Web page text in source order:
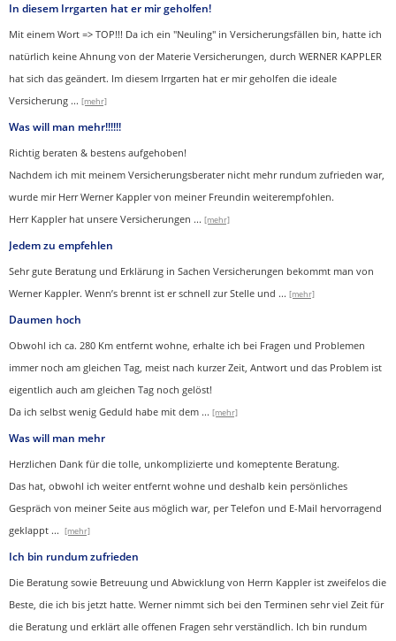
In diesem Irrgarten hat er mir geholfen!
Mit einem Wort => TOP!!! Da ich ein "Neuling" in Versicherungsfällen bin, hatte ich
natürlich keine Ahnung von der Materie Versicherungen, durch WERNER KAPPLER
hat sich das geändert. Im diesem Irrgarten hat er mir geholfen die ideale
Versicherung ... [mehr]
Was will man mehr!!!!!!
Richtig beraten & bestens aufgehoben!
Nachdem ich mit meinem Versicherungsberater nicht mehr rundum zufrieden war,
wurde mir Herr Werner Kappler von meiner Freundin weiterempfohlen.
Herr Kappler hat unsere Versicherungen ... [mehr]
Jedem zu empfehlen
Sehr gute Beratung und Erklärung in Sachen Versicherungen bekommt man von
Werner Kappler. Wenn’s brennt ist er schnell zur Stelle und ... [mehr]
Daumen hoch
Obwohl ich ca. 280 Km entfernt wohne, erhalte ich bei Fragen und Problemen
immer noch am gleichen Tag, meist nach kurzer Zeit, Antwort und das Problem ist
eigentlich auch am gleichen Tag noch gelöst!
Da ich selbst wenig Geduld habe mit dem ... [mehr]
Was will man mehr
Herzlichen Dank für die tolle, unkomplizierte und komeptente Beratung.
Das hat, obwohl ich weiter entfernt wohne und deshalb kein persönliches
Gespräch von meiner Seite aus möglich war, per Telefon und E-Mail hervorragend
geklappt ... [mehr]
Ich bin rundum zufrieden
Die Beratung sowie Betreuung und Abwicklung von Herrn Kappler ist zweifelos die
Beste, die ich bis jetzt hatte. Werner nimmt sich bei den Terminen sehr viel Zeit für
die Beratung und erklärt alle offenen Fragen sehr verständlich. Ich bin rundum